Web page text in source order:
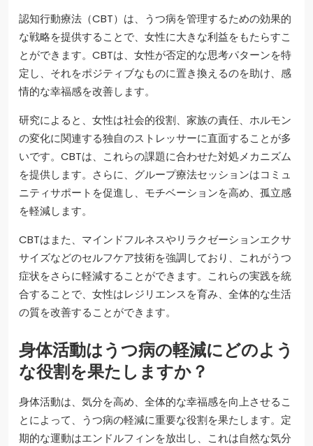
認知行動療法（CBT）は、うつ病を管理するための効果的
な戦略を提供することで、女性に大きな利益をもたらすこ
とができます。CBTは、女性が否定的な思考パターンを特
定し、それをポジティブなものに置き換えるのを助け、感
情的な幸福感を改善します。
研究によると、女性は社会的役割、家族の責任、ホルモン
の変化に関連する独自のストレッサーに直面することが多
いです。CBTは、これらの課題に合わせた対処メカニズム
を提供します。さらに、グループ療法セッションはコミュ
ニティサポートを促進し、モチベーションを高め、孤立感
を軽減します。
CBTはまた、マインドフルネスやリラクゼーションエクサ
サイズなどのセルフケア技術を強調しており、これがうつ
症状をさらに軽減することができます。これらの実践を統
合することで、女性はレジリエンスを育み、全体的な生活
の質を改善することができます。
身体活動はうつ病の軽減にどのよう
な役割を果たしますか？
身体活動は、気分を高め、全体的な幸福感を向上させるこ
とによって、うつ病の軽減に重要な役割を果たします。定
期的な運動はエンドルフィンを放出し、これは自然な気分